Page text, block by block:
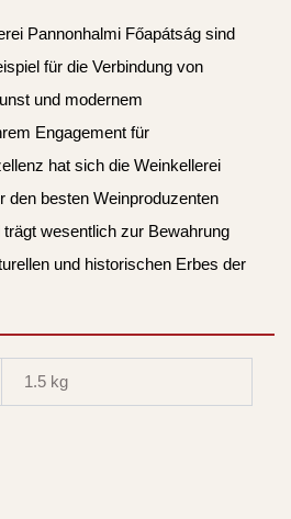
Pannonhalmi Főapátság sind
für die Verbindung von
und modernem
Engagement für
hat sich die Weinkellerei
den besten Weinproduzenten
wesentlich zur Bewahrung
und historischen Erbes der
1.5 kg